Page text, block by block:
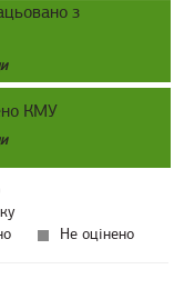
з
КМУ
Не оцінено